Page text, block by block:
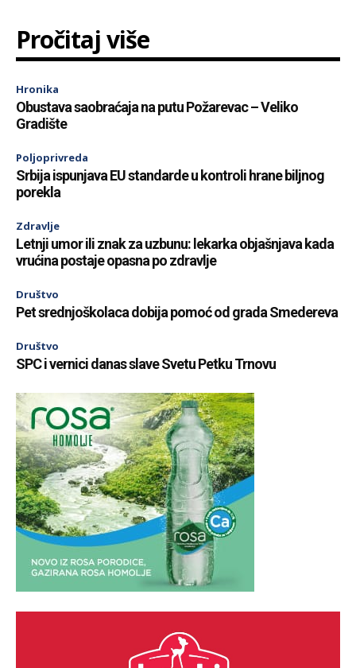
Pročitaj više
Hronika
Obustava saobraćaja na putu Požarevac – Veliko
Gradište
Poljoprivreda
Srbija ispunjava EU standarde u kontroli hrane biljnog
porekla
Zdravlje
Letnji umor ili znak za uzbunu: lekarka objašnjava kada
vrućina postaje opasna po zdravlje
Društvo
Pet srednjoškolaca dobija pomoć od grada Smedereva
Društvo
SPC i vernici danas slave Svetu Petku Trnovu